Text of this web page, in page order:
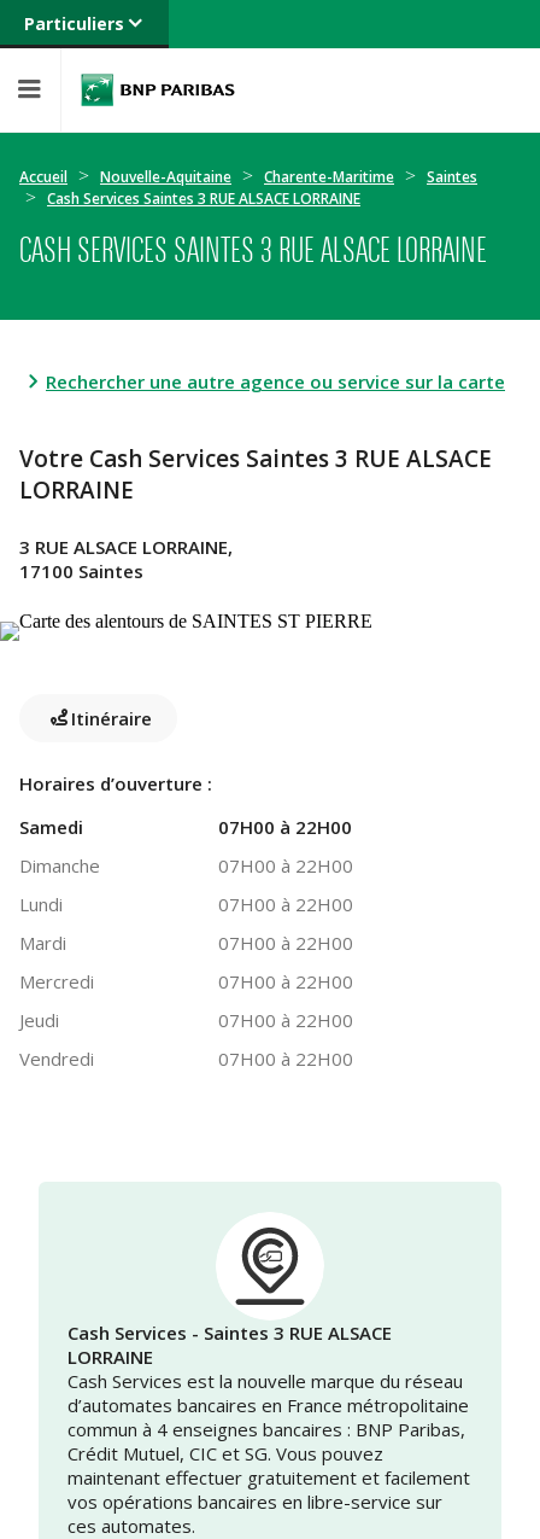
Particuliers
Banque privée
Entreprises
Accueil Nouvelle-Aquitaine Charente-Maritime
Saintes
Cash Services Saintes 3 RUE ALSACE LORRAINE
CASH SERVICES SAINTES 3 RUE ALSACE LORRAINE
Rechercher une autre agence ou service sur la carte
Votre Cash Services Saintes 3 RUE ALSACE
LORRAINE
3 RUE ALSACE LORRAINE,
17100 Saintes
Itinéraire
Horaires d’ouverture :
Samedi
07H00 à 22H00
Dimanche
07H00 à 22H00
Lundi
07H00 à 22H00
Mardi
07H00 à 22H00
Mercredi
07H00 à 22H00
Jeudi
07H00 à 22H00
Vendredi
07H00 à 22H00
Cash Services - Saintes 3 RUE ALSACE
LORRAINE
Cash Services est la nouvelle marque du réseau
d’automates bancaires en France métropolitaine
commun à 4 enseignes bancaires : BNP Paribas,
Crédit Mutuel, CIC et SG. Vous pouvez
maintenant effectuer gratuitement et facilement
vos opérations bancaires en libre-service sur
ces automates.